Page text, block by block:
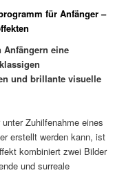
für Anfänger –
Anfängern eine
und brillante visuelle
Zuhilfenahme eines
erstellt werden kann, ist
kombiniert zwei Bilder
und surreale